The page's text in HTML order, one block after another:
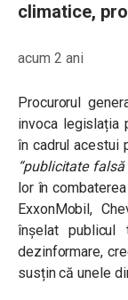
climatice,
acum 2 ani
Procurorul
invoca legislația
în cadrul acestui
“publicitate falsă
lor în
ExxonMobil,
înșelat
dezinformare,
susțin că unele